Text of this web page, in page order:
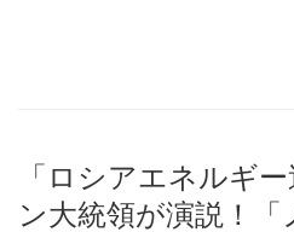
「ロシアエネルギ
ン大統領が演説！